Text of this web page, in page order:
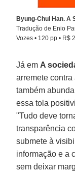
Byung-Chul Han. A
Tradução de Enio
Vozes • 120 pp • R$
Já em A
arremete contra
também
essa tola
"Tudo deve
transparência
submete à
informação e a
sem deixar